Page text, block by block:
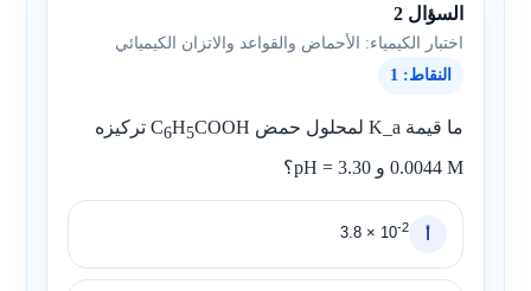
السؤال 2
اختبار الكيمياء: الأحماض والقواعد والاتزان الكيميائي
النقاط: 1
ما قيمة K_aلمحلول حمض C6H5COOH
تركيزه
0.0044 Mو pH = 3.30؟
3.8 × 10-2